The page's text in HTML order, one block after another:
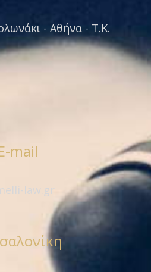
- Αθήνα - Τ.Κ.
mail
law.gr